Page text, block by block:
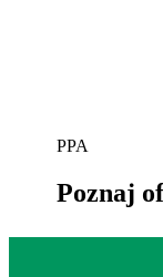
PPA
Poznaj